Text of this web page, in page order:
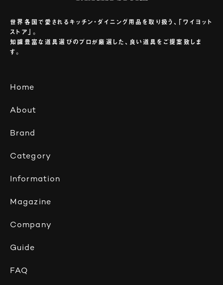
世界各国で愛されるキッチン・ダイニング用品を取り扱う、「ワイヨット
ストア」。
知識豊富な道具選びのプロが厳選した、良い道具をご提案致しま
す。
Home
Brand
Information
Company
FAQ
About
Category
Magazine
Guide